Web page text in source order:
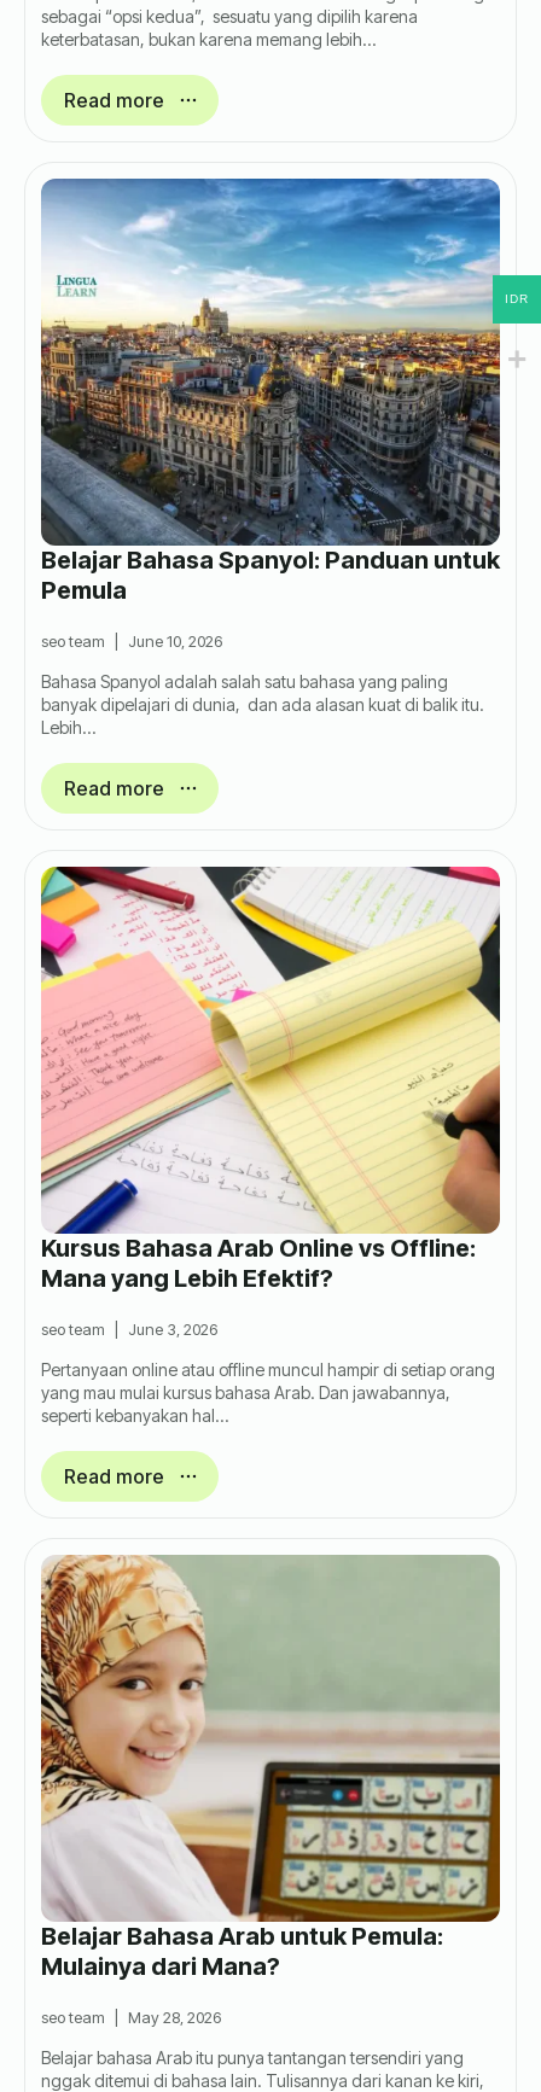
sebagai “opsi kedua”, sesuatu yang dipilih karena
keterbatasan, bukan karena memang lebih…
Read more
Belajar Bahasa Spanyol: Panduan untuk
Pemula
seo team June 10, 2026
Bahasa Spanyol adalah salah satu bahasa yang paling
banyak dipelajari di dunia, dan ada alasan kuat di balik itu.
Lebih…
Read more
Kursus Bahasa Arab Online vs Offline:
Mana yang Lebih Efektif?
seo team June 3, 2026
Pertanyaan online atau offline muncul hampir di setiap orang
yang mau mulai kursus bahasa Arab. Dan jawabannya,
seperti kebanyakan hal…
Read more
Belajar Bahasa Arab untuk Pemula:
Mulainya dari Mana?
seo team May 28, 2026
Belajar bahasa Arab itu punya tantangan tersendiri yang
nggak ditemui di bahasa lain. Tulisannya dari kanan ke kiri,
IDR